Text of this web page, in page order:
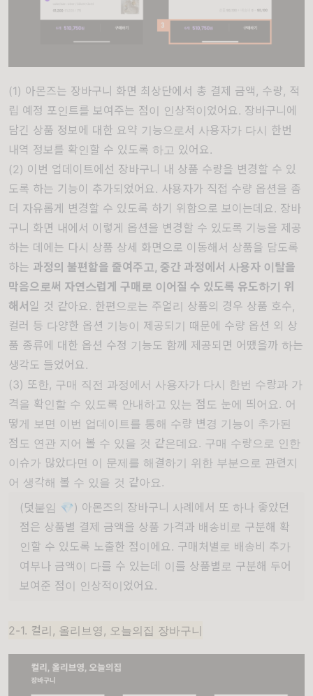
(1) 아몬즈는 장바구니 화면 최상단에서 총 결제 금액, 수량, 적
립 예정 포인트를 보여주는 점이 인상적이었어요. 장바구니에
담긴 상품 정보에 대한 요약 기능으로서 사용자가 다시 한번
내역 정보를 확인할 수 있도록 하고 있어요.
(2) 이번 업데이트에선 장바구니 내 상품 수량을 변경할 수 있
도록 하는 기능이 추가되었어요. 사용자가 직접 수량 옵션을 좀
더 자유롭게 변경할 수 있도록 하기 위함으로 보이는데요. 장바
구니 화면 내에서 이렇게 옵션을 변경할 수 있도록 기능을 제공
하는 데에는 다시 상품 상세 화면으로 이동해서 상품을 담도록
하는 과정의 불편함을 줄여주고, 중간 과정에서 사용자 이탈을
막음으로써 자연스럽게 구매로 이어질 수 있도록 유도하기 위
해서 일 것 같아요. 한편으로는 주얼리 상품의 경우 상품 호수,
컬러 등 다양한 옵션 기능이 제공되기 때문에 수량 옵션 외 상
품 종류에 대한 옵션 수정 기능도 함께 제공되면 어땠을까 하는
생각도 들었어요.
(3) 또한, 구매 직전 과정에서 사용자가 다시 한번 수량과 가
격을 확인할 수 있도록 안내하고 있는 점도 눈에 띄어요. 어
떻게 보면 이번 업데이트를 통해 수량 변경 기능이 추가된
점도 연관 지어 볼 수 있을 것 같은데요. 구매 수량으로 인한
이슈가 많았다면 이 문제를 해결하기 위한 부분으로 관련지
어 생각해 볼 수 있을 것 같아요.
(덧붙임 💎) 아몬즈의 장바구니 사례에서 또 하나 좋았던
점은 상품별 결제 금액을 상품 가격과 배송비로 구분해 확
인할 수 있도록 노출한 점이에요. 구매처별로 배송비 추가
여부나 금액이 다를 수 있는데 이를 상품별로 구분해 두어
보여준 점이 인상적이었어요.
2-1. 컬리, 올리브영, 오늘의집 장바구니